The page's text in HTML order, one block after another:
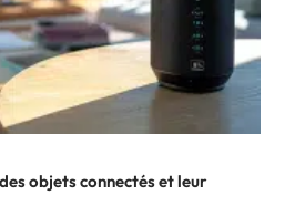
objets connectés et leur